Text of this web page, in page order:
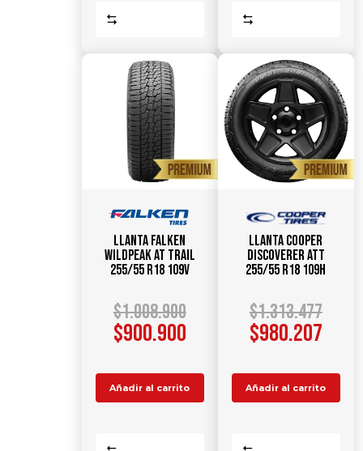
Llanta FALKEN
WildPeak AT TRAIL
255/55 R18 109V
$1.008.900
$900.900
Añadir al carrito
Llanta COOPER
Discoverer ATT
255/55 R18 109H
$1.313.477
$980.207
Añadir al carrito